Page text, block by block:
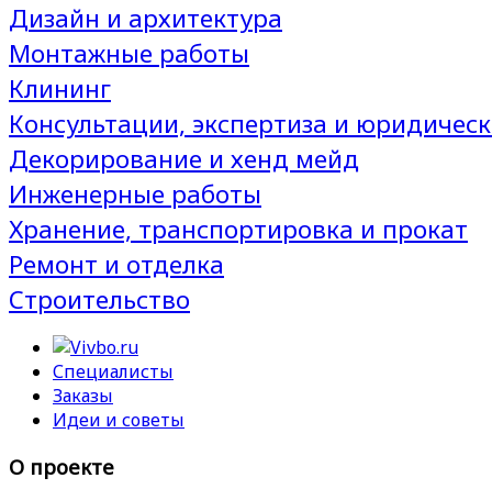
Дизайн и архитектура
Монтажные работы
Клининг
Консультации, экспертиза и
Декорирование и хенд мейд
Инженерные работы
Хранение, транспортировка и прокат
Ремонт и отделка
Строительство
Специалисты
Заказы
Идеи и советы
О проекте